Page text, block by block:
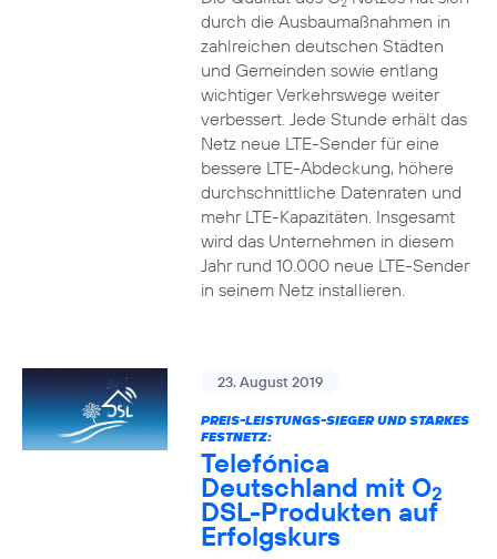
durch die Ausbaumaßnahmen in
zahlreichen deutschen Städten
und Gemeinden sowie entlang
wichtiger Verkehrswege weiter
verbessert. Jede Stunde erhält das
Netz neue LTE-Sender für eine
bessere LTE-Abdeckung, höhere
durchschnittliche Datenraten und
mehr LTE-Kapazitäten. Insgesamt
wird das Unternehmen in diesem
Jahr rund 10.000 neue LTE-Sender
in seinem Netz installieren.
23. August 2019
PREIS-LEISTUNGS-SIEGER UND STARKES
FESTNETZ:
Telefónica
Deutschland mit O2
DSL-Produkten auf
Erfolgskurs